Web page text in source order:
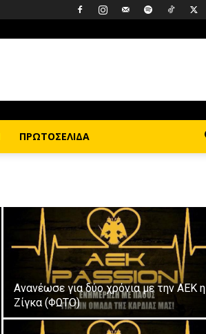
ΠΡΩΤΟΣΕΛΙΔΑ
Ανανέωσε για δύο χρόνια με την ΑΕΚ η
Ζίγκα (ΦΩΤΟ)